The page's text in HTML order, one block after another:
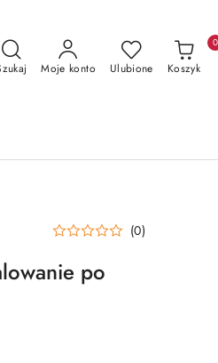
Moje konto Ulubione Koszyk
0
(0)
po